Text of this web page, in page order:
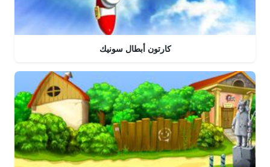
كارتون أبطال سونيك